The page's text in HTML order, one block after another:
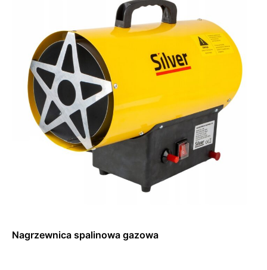
Nagrzewnica spalinowa gazowa